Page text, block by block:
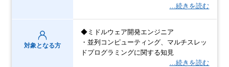
…続きを読む
対象となる方
◆ミドルウェア開発エンジニア
・並列コンピューティング、マルチスレッ
ドプログラミングに関する知見
…続きを読む